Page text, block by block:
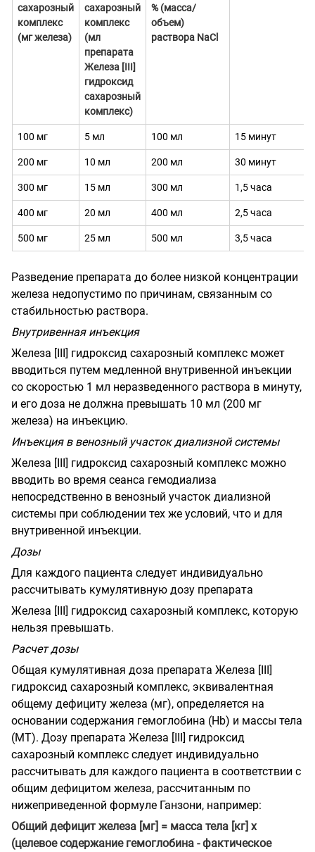
сахарозный
комплекс
(мг железа)
сахарозный
комплекс
(мл
препарата
Железа [III]
гидроксид
сахарозный
комплекс)
% (масса/
объем)
раствора NaCl
100 мг 5 мл 100 мл 15 минут
200 мг 10 мл 200 мл 30 минут
300 мг 15 мл 300 мл 1,5 часа
400 мг 20 мл 400 мл 2,5 часа
500 мг 25 мл 500 мл 3,5 часа
Разведение препарата до более низкой концентрации
железа недопустимо по причинам, связанным со
стабильностью раствора.
Внутривенная инъекция
Железа [III] гидроксид сахарозный комплекс может
вводиться путем медленной внутривенной инъекции
со скоростью 1 мл неразведенного раствора в минуту,
и его доза не должна превышать 10 мл (200 мг
железа) на инъекцию.
Инъекция в венозный участок диализной системы
Железа [III] гидроксид сахарозный комплекс можно
вводить во время сеанса гемодиализа
непосредственно в венозный участок диализной
системы при соблюдении тех же условий, что и для
внутривенной инъекции.
Дозы
Для каждого пациента следует индивидуально
рассчитывать кумулятивную дозу препарата
Железа [III] гидроксид сахарозный комплекс, которую
нельзя превышать.
Расчет дозы
Общая кумулятивная доза препарата Железа [III]
гидроксид сахарозный комплекс, эквивалентная
общему дефициту железа (мг), определяется на
основании содержания гемоглобина (Hb) и массы тела
(МТ). Дозу препарата Железа [III] гидроксид
сахарозный комплекс следует индивидуально
рассчитывать для каждого пациента в соответствии с
общим дефицитом железа, рассчитанным по
нижеприведенной формуле Ганзони, например:
Общий дефицит железа [мг] = масса тела [кг] х
(целевое содержание гемоглобина - фактическое